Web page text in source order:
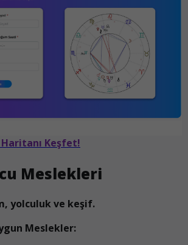
Keşfet!
Meslekleri
yolculuk ve keşif.
Meslekler: